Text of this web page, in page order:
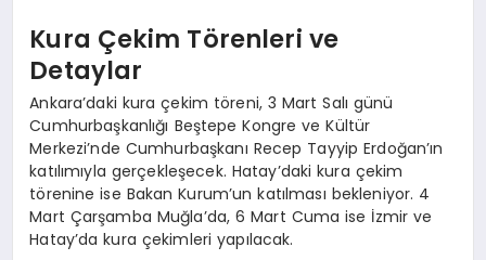
Kura Çekim Törenleri ve
Detaylar
Ankara’daki kura çekim töreni, 3 Mart Salı günü
Cumhurbaşkanlığı Beştepe Kongre ve Kültür
Merkezi’nde Cumhurbaşkanı Recep Tayyip Erdoğan’ın
katılımıyla gerçekleşecek. Hatay’daki kura çekim
törenine ise Bakan Kurum’un katılması bekleniyor. 4
Mart Çarşamba Muğla’da, 6 Mart Cuma ise İzmir ve
Hatay’da kura çekimleri yapılacak.